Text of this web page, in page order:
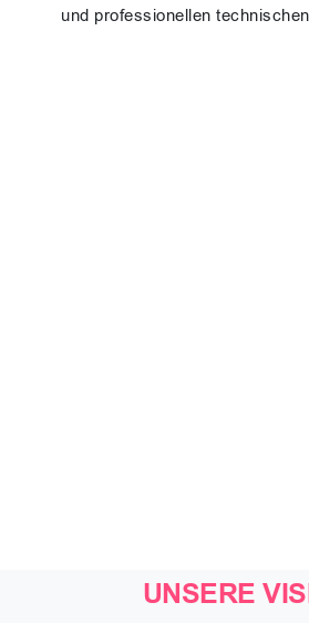
und professionellen
UNSERE